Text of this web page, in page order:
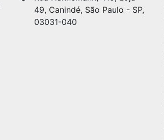
49, Canindé, São Paulo - SP,
03031-040